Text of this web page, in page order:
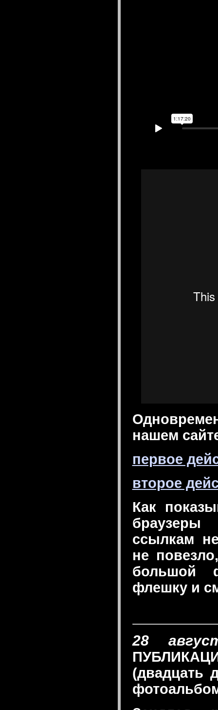
нашем
первое
второе
Как
ссылкам
не
большой
флешку и
28
(двадцать